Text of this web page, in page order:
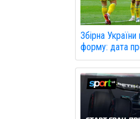
Збірна
форму: дата